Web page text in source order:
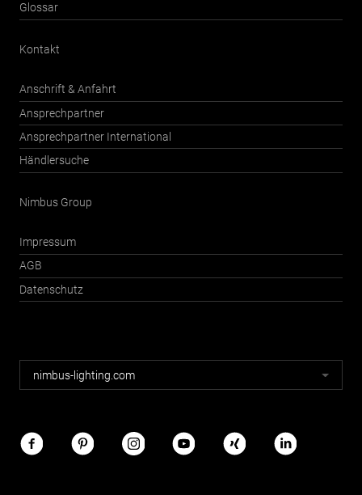
Glossar
Kontakt
Anschrift & Anfahrt
Ansprechpartner
Ansprechpartner International
Händlersuche
Nimbus Group
Impressum
AGB
Datenschutz
Nimbus
Webseiten
nimbus-lighting.com
Nimbus
im